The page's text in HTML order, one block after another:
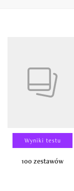
Wyniki testu
100 zestawów